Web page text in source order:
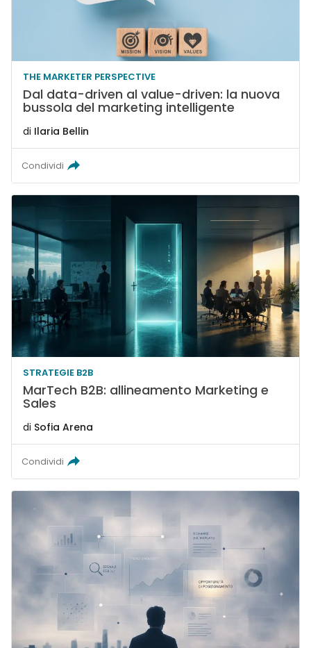
THE MARKETER PERSPECTIVE
Dal data-driven al value-driven: la nuova
bussola del marketing intelligente
di Ilaria Bellin
Condividi
STRATEGIE B2B
MarTech B2B: allineamento Marketing e
Sales
di Sofia Arena
Condividi